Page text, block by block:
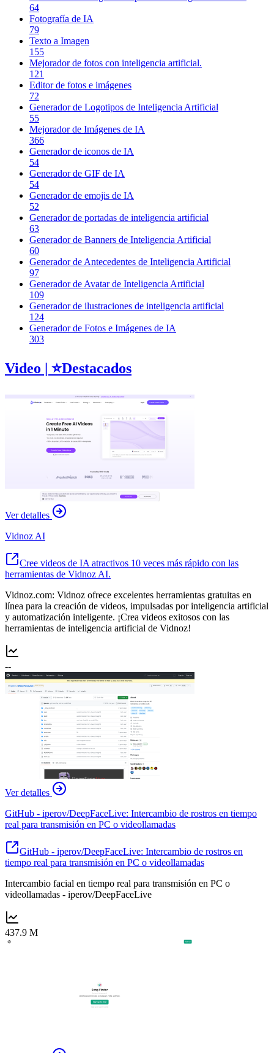
64
Fotografía de IA
79
Texto a Imagen
155
Mejorador de fotos con inteligencia artificial.
121
Editor de fotos e imágenes
72
Generador de Logotipos de Inteligencia Artificial
55
Mejorador de Imágenes de IA
366
Generador de iconos de IA
54
Generador de GIF de IA
54
Generador de emojis de IA
52
Generador de portadas de inteligencia artificial
63
Generador de Banners de Inteligencia Artificial
60
Generador de Antecedentes de Inteligencia Artificial
97
Generador de Avatar de Inteligencia Artificial
109
Generador de ilustraciones de inteligencia artificial
124
Generador de Fotos e Imágenes de IA
303
Video | ⭐️Destacados
Ver detalles
Vidnoz AI
Cree videos de IA atractivos 10 veces más rápido con las
herramientas de Vidnoz AI.
Vidnoz.com: Vidnoz ofrece excelentes herramientas gratuitas en
línea para la creación de videos, impulsadas por inteligencia artificial
y automatización inteligente. ¡Crea videos exitosos con las
herramientas de inteligencia artificial de Vidnoz!
--
Ver detalles
GitHub - iperov/DeepFaceLive: Intercambio de rostros en tiempo
real para transmisión en PC o videollamadas
GitHub - iperov/DeepFaceLive: Intercambio de rostros en
tiempo real para transmisión en PC o videollamadas
Intercambio facial en tiempo real para transmisión en PC o
videollamadas - iperov/DeepFaceLive
437.9 M